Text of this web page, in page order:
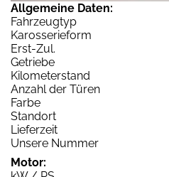
Allgemeine Daten:
Fahrzeugtyp
Karosserieform
Erst-Zul.
Getriebe
Kilometerstand
Anzahl der Türen
Farbe
Standort
Lieferzeit
Unsere Nummer
Motor: